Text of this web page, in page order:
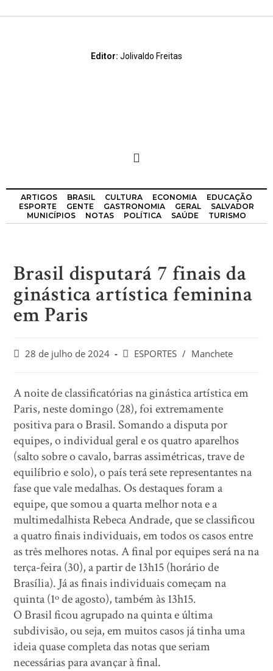
Editor: Jolivaldo Freitas
ARTIGOS BRASIL CULTURA ECONOMIA
EDUCAÇÃO
ESPORTE
GENTE GASTRONOMIA GERAL
SALVADOR
MUNICÍPIOS
NOTAS POLÍTICA SAÚDE TURISMO
Brasil disputará 7 finais da
ginástica artística feminina
em Paris
28 de julho de 2024 ESPORTES / Manchete
A noite de classificatórias na ginástica artística em
Paris, neste domingo (28), foi extremamente
positiva para o Brasil. Somando a disputa por
equipes, o individual geral e os quatro aparelhos
(salto sobre o cavalo, barras assimétricas, trave de
equilíbrio e solo), o país terá sete representantes na
fase que vale medalhas. Os destaques foram a
equipe, que somou a quarta melhor nota e a
multimedalhista Rebeca Andrade, que se classificou
a quatro finais individuais, em todos os casos entre
as três melhores notas. A final por equipes será na na
terça-feira (30), a partir de 13h15 (horário de
Brasília). Já as finais individuais começam na
quinta (1º de agosto), também às 13h15.
O Brasil ficou agrupado na quinta e última
subdivisão, ou seja, em muitos casos já tinha uma
ideia quase completa das notas que seriam
necessárias para avançar à final.